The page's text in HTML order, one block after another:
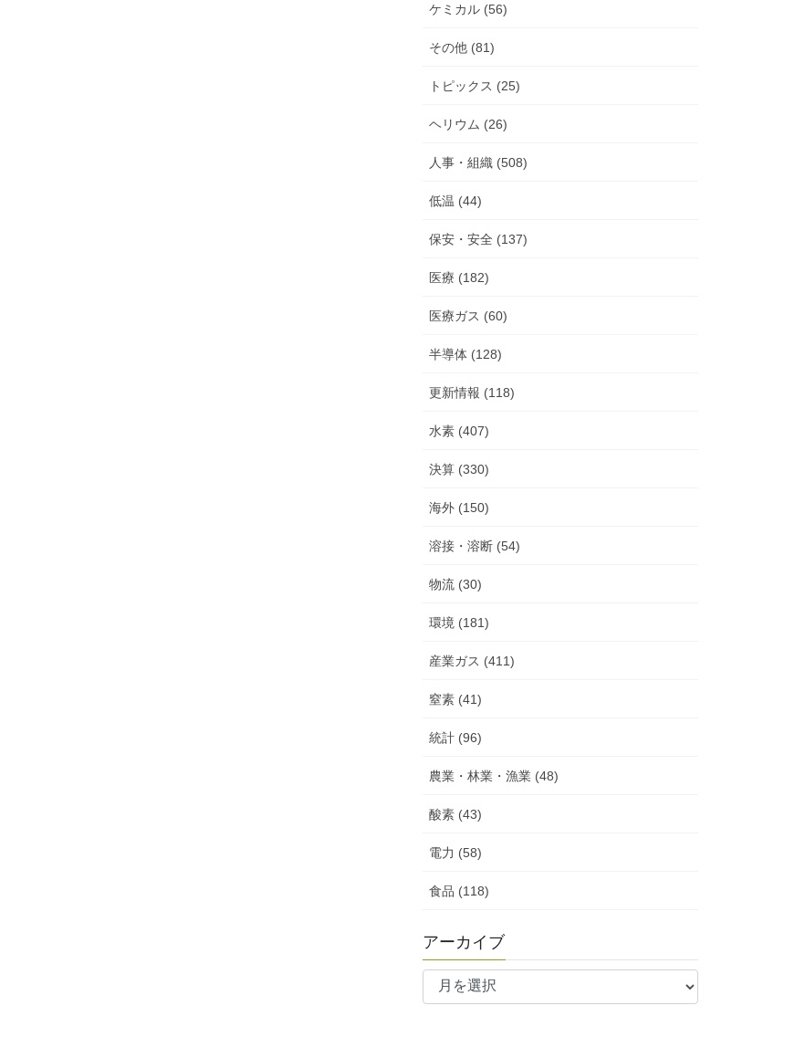
ケミカル (56)
その他 (81)
トピックス (25)
ヘリウム (26)
人事・組織 (508)
低温 (44)
保安・安全 (137)
医療 (182)
医療ガス (60)
半導体 (128)
更新情報 (118)
水素 (407)
決算 (330)
海外 (150)
溶接・溶断 (54)
物流 (30)
環境 (181)
産業ガス (411)
窒素 (41)
統計 (96)
農業・林業・漁業 (48)
酸素 (43)
電力 (58)
食品 (118)
アーカイブ
ア